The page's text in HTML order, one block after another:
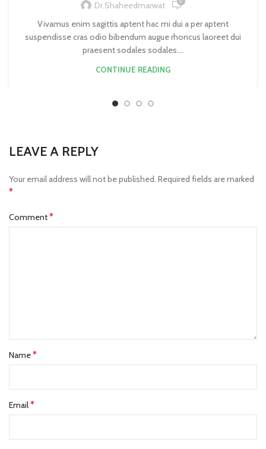
Dr.shaheedmarwat
Vivamus enim sagittis aptent hac mi dui a per aptent
suspendisse cras odio bibendum augue rhoncus laoreet dui
praesent sodales sodales....
CONTINUE READING
LEAVE A REPLY
Your email address will not be published. Required fields are marked
*
Comment*
Name*
Email*